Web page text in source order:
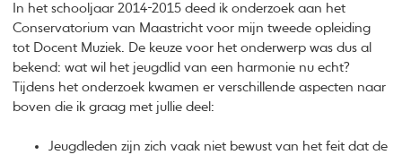
In het schooljaar 2014-2015 deed ik onderzoek aan het
Conservatorium van Maastricht voor mijn tweede opleiding
tot Docent Muziek. De keuze voor het onderwerp was dus al
bekend: wat wil het jeugdlid van een harmonie nu echt?
Tijdens het onderzoek kwamen er verschillende aspecten naar
boven die ik graag met jullie deel:
Jeugdleden zijn zich vaak niet bewust van het feit dat de